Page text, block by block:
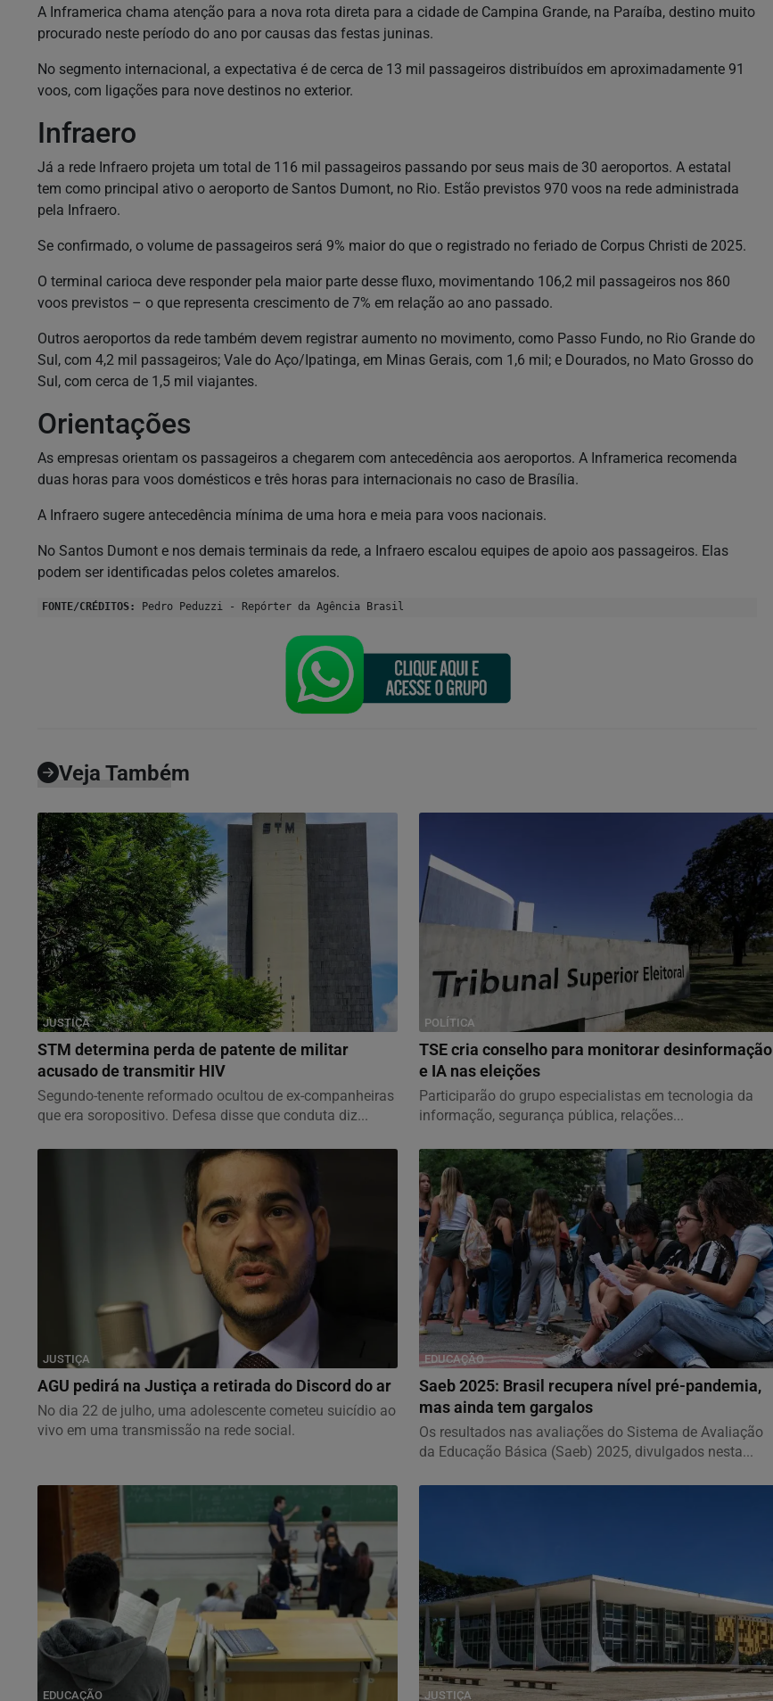
A Inframerica chama atenção para a nova rota direta para a cidade de Campina Grande, na Paraíba, destino muito
procurado neste período do ano por causas das festas juninas.
No segmento internacional, a expectativa é de cerca de 13 mil passageiros distribuídos em aproximadamente 91
voos, com ligações para nove destinos no exterior.
Infraero
Já a rede Infraero projeta um total de 116 mil passageiros passando por seus mais de 30 aeroportos. A estatal
tem como principal ativo o aeroporto de Santos Dumont, no Rio. Estão previstos 970 voos na rede administrada
pela Infraero.
Se confirmado, o volume de passageiros será 9% maior do que o registrado no feriado de Corpus Christi de 2025.
O terminal carioca deve responder pela maior parte desse fluxo, movimentando 106,2 mil passageiros nos 860
voos previstos – o que representa crescimento de 7% em relação ao ano passado.
Outros aeroportos da rede também devem registrar aumento no movimento, como Passo Fundo, no Rio Grande do
Sul, com 4,2 mil passageiros; Vale do Aço/Ipatinga, em Minas Gerais, com 1,6 mil; e Dourados, no Mato Grosso do
Sul, com cerca de 1,5 mil viajantes.
Orientações
As empresas orientam os passageiros a chegarem com antecedência aos aeroportos. A Inframerica recomenda
duas horas para voos domésticos e três horas para internacionais no caso de Brasília.
A Infraero sugere antecedência mínima de uma hora e meia para voos nacionais.
No Santos Dumont e nos demais terminais da rede, a Infraero escalou equipes de apoio aos passageiros. Elas
podem ser identificadas pelos coletes amarelos.
FONTE/CRÉDITOS: Pedro Peduzzi - Repórter da Agência Brasil
Veja Também
JUSTIÇA
STM determina perda de patente de militar
acusado de transmitir HIV
Segundo-tenente reformado ocultou de ex-companheiras
que era soropositivo. Defesa disse que conduta diz...
POLÍTICA
TSE cria conselho para monitorar desinformação
e IA nas eleições
Participarão do grupo especialistas em tecnologia da
informação, segurança pública, relações...
JUSTIÇA
AGU pedirá na Justiça a retirada do Discord do ar
No dia 22 de julho, uma adolescente cometeu suicídio ao
vivo em uma transmissão na rede social.
EDUCAÇÃO
Saeb 2025: Brasil recupera nível pré-pandemia,
mas ainda tem gargalos
Os resultados nas avaliações do Sistema de Avaliação
da Educação Básica (Saeb) 2025, divulgados nesta...
EDUCAÇÃO JUSTIÇA